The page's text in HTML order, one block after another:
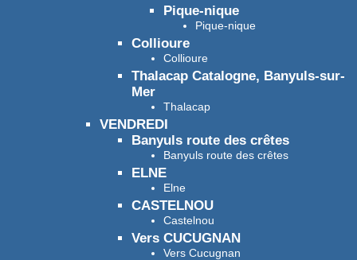
Pique-nique
Pique-nique
Collioure
Collioure
Thalacap Catalogne, Banyuls-sur-
Mer
Thalacap
VENDREDI
Banyuls route des crêtes
Banyuls route des crêtes
ELNE
Elne
CASTELNOU
Castelnou
Vers CUCUGNAN
Vers Cucugnan